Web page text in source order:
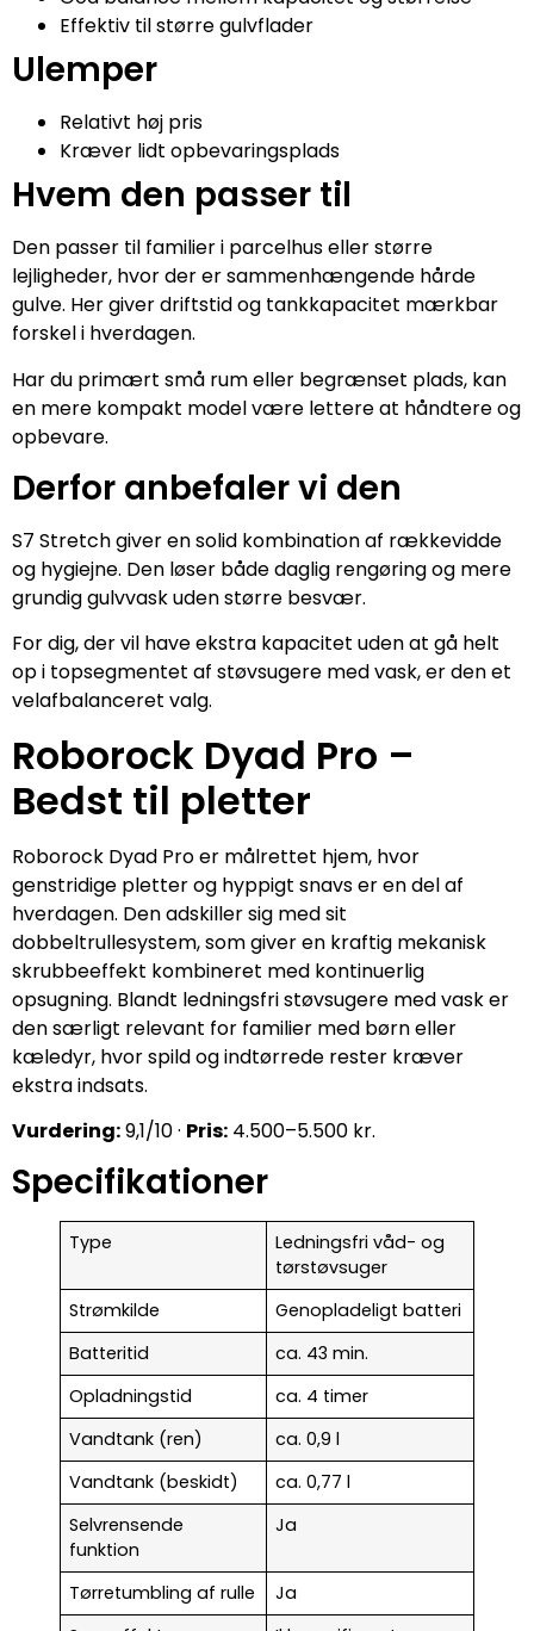
Effektiv til større gulvflader
Ulemper
Relativt høj pris
Kræver lidt opbevaringsplads
Hvem den passer til
Den passer til familier i parcelhus eller større
lejligheder, hvor der er sammenhængende hårde
gulve. Her giver driftstid og tankkapacitet mærkbar
forskel i hverdagen.
Har du primært små rum eller begrænset plads, kan
en mere kompakt model være lettere at håndtere og
opbevare.
Derfor anbefaler vi den
S7 Stretch giver en solid kombination af rækkevidde
og hygiejne. Den løser både daglig rengøring og mere
grundig gulvvask uden større besvær.
For dig, der vil have ekstra kapacitet uden at gå helt
op i topsegmentet af støvsugere med vask, er den et
velafbalanceret valg.
Roborock Dyad Pro –
Bedst til pletter
Roborock Dyad Pro er målrettet hjem, hvor
genstridige pletter og hyppigt snavs er en del af
hverdagen. Den adskiller sig med sit
dobbeltrullesystem, som giver en kraftig mekanisk
skrubbeeffekt kombineret med kontinuerlig
opsugning. Blandt ledningsfri støvsugere med vask er
den særligt relevant for familier med børn eller
kæledyr, hvor spild og indtørrede rester kræver
ekstra indsats.
Vurdering:9,1/10 · Pris: 4.500–5.500 kr.
Specifikationer
Type
Ledningsfri våd- og
tørstøvsuger
Strømkilde
Genopladeligt batteri
Batteritid
ca. 43 min.
Opladningstid
ca. 4 timer
Vandtank (ren)
ca. 0,9 l
Vandtank (beskidt)
ca. 0,77 l
Selvrensende
funktion
Ja
Tørretumbling af rulle
Ja